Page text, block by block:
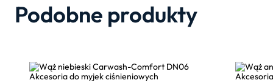
Podobne produkty
Akcesoria do myjek ciśnieniowych